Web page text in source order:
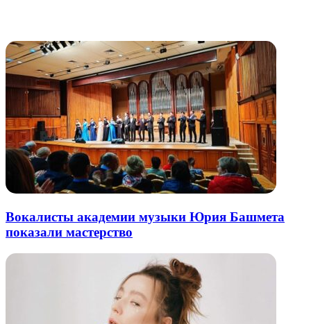
Вокалисты академии музыки Юрия Башмета
показали мастерство